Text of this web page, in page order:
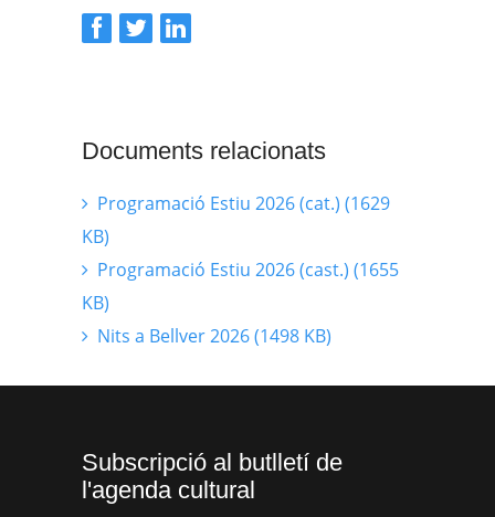
Documents relacionats
Programació Estiu 2026 (cat.) (1629
KB)
Programació Estiu 2026 (cast.) (1655
KB)
Nits a Bellver 2026 (1498 KB)
Subscripció al butlletí de
l'agenda cultural